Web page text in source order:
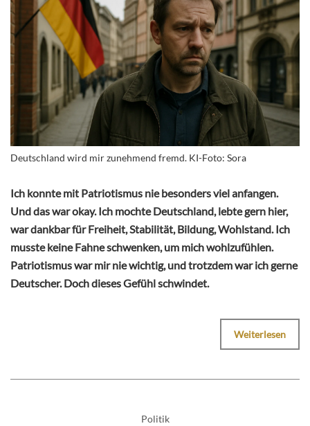
Deutschland wird mir zunehmend fremd. KI-Foto: Sora
Ich konnte mit Patriotismus nie besonders viel anfangen.
Und das war okay. Ich mochte Deutschland, lebte gern hier,
war dankbar für Freiheit, Stabilität, Bildung, Wohlstand. Ich
musste keine Fahne schwenken, um mich wohlzufühlen.
Patriotismus war mir nie wichtig, und trotzdem war ich gerne
Deutscher. Doch dieses Gefühl schwindet.
Weiterlesen
Politik